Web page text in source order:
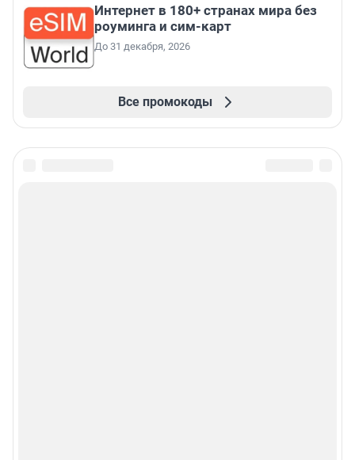
Интернет в 180+ странах мира без
роуминга и сим-карт
До 31 декабря, 2026
Все промокоды